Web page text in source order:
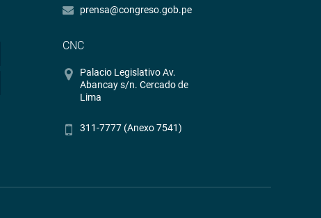
prensa@congreso.gob.pe
CNC
Palacio Legislativo Av.
Abancay s/n. Cercado de
Lima
311-7777 (Anexo 7541)